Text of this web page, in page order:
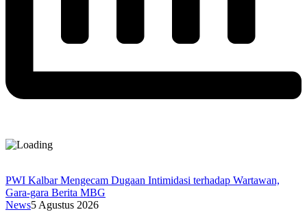
PWI Kalbar Mengecam Dugaan Intimidasi terhadap Wartawan,
Gara-gara Berita MBG
News5 Agustus 2026